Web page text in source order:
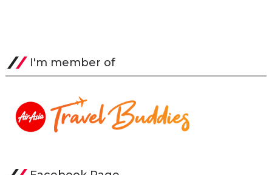
I'm member of